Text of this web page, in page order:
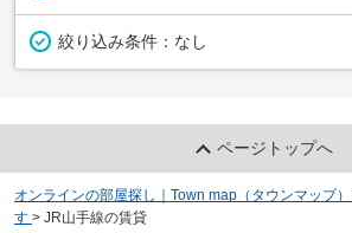
絞り込み条件： なし
ページトップへ
オンラインの部屋探し｜Town map（タウンマップ）
す > JR山手線の賃貸